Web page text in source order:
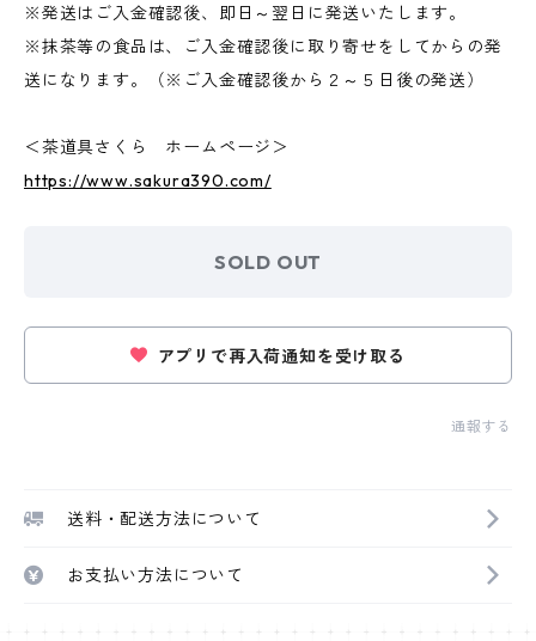
※発送はご入金確認後、即日～翌日に発送いたします。
※抹茶等の食品は、ご入金確認後に取り寄せをしてからの発
送になります。（※ご入金確認後から２～５日後の発送）
＜茶道具さくら ホームページ＞
https://www.sakura390.com/
SOLD OUT
アプリで再入荷通知を受け取る
通報する
送料・配送方法について
お支払い方法について